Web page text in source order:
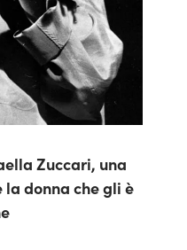
Zuccari, una
donna che gli è